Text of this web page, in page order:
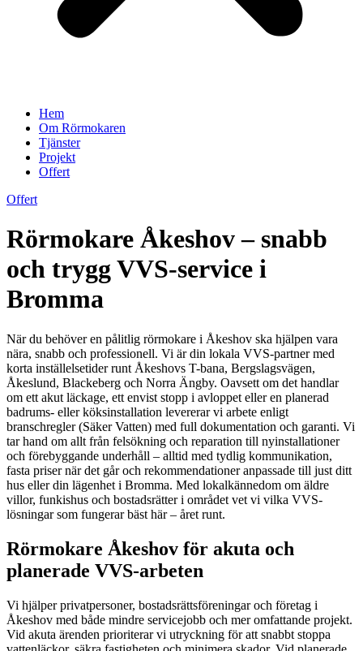
Hem
Om Rörmokaren
Tjänster
Projekt
Offert
Offert
Rörmokare Åkeshov – snabb
och trygg VVS-service i
Bromma
När du behöver en pålitlig rörmokare i Åkeshov ska hjälpen vara
nära, snabb och professionell. Vi är din lokala VVS-partner med
korta inställelsetider runt Åkeshovs T-bana, Bergslagsvägen,
Åkeslund, Blackeberg och Norra Ängby. Oavsett om det handlar
om ett akut läckage, ett envist stopp i avloppet eller en planerad
badrums- eller köksinstallation levererar vi arbete enligt
branschregler (Säker Vatten) med full dokumentation och garanti. Vi
tar hand om allt från felsökning och reparation till nyinstallationer
och förebyggande underhåll – alltid med tydlig kommunikation,
fasta priser när det går och rekommendationer anpassade till just ditt
hus eller din lägenhet i Bromma. Med lokalkännedom om äldre
villor, funkishus och bostadsrätter i området vet vi vilka VVS-
lösningar som fungerar bäst här – året runt.
Rörmokare Åkeshov för akuta och
planerade VVS-arbeten
Vi hjälper privatpersoner, bostadsrättsföreningar och företag i
Åkeshov med både mindre servicejobb och mer omfattande projekt.
Vid akuta ärenden prioriterar vi utryckning för att snabbt stoppa